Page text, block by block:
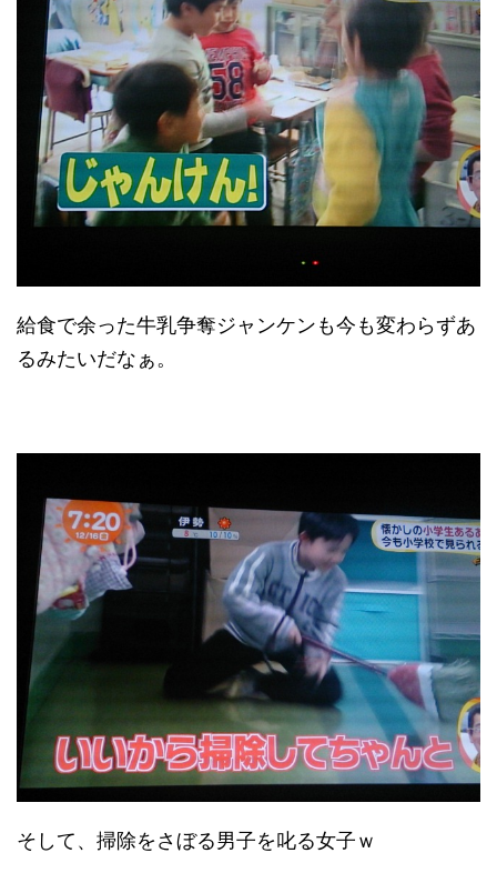
給食で余った牛乳争奪ジャンケンも今も変わらずあ
るみたいだなぁ。
そして、掃除をさぼる男子を叱る女子ｗ